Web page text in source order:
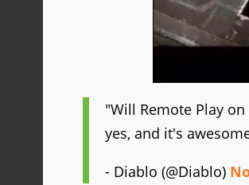
"Will Remote Play
yes, and it's
- Diablo (@Diablo)